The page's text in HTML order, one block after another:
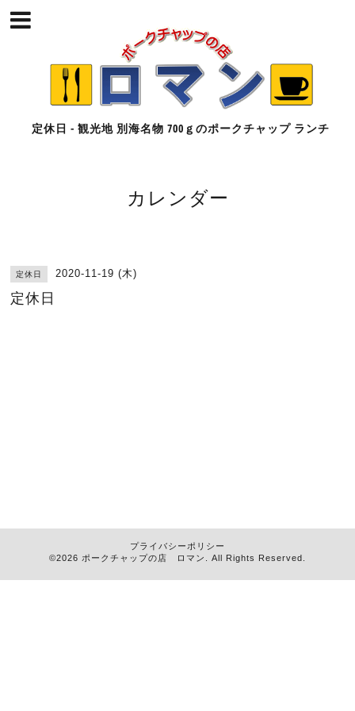
定休日 - 観光地 別海名物 700ｇのポークチャップ ランチ
カレンダー
定休日 2020-11-19 (木)
定休日
プライバシーポリシー
©2026 ポークチャップの店 ロマン . All Rights Reserved.